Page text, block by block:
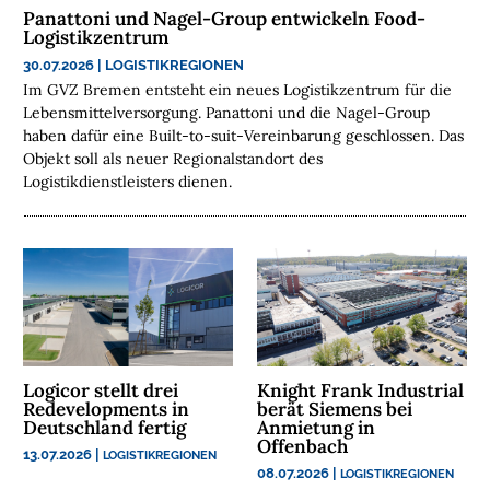
E
N
N
A
C
A
L
T
I
G
K
I
T
Panattoni und Nagel-Group entwickeln Food-
Logistikzentrum
30.07.2026 LOGISTIKREGIONEN
Im GVZ Bremen entsteht ein neues Logistikzentrum für die
Lebensmittelversorgung. Panattoni und die Nagel-Group
haben dafür eine Built-to-suit-Vereinbarung geschlossen. Das
Objekt soll als neuer Regionalstandort des
Logistikdienstleisters dienen.
Logicor stellt drei
Redevelopments in
Deutschland fertig
13.07.2026 |LOGISTIKREGIONEN
Knight Frank Industrial
berät Siemens bei
Anmietung in
Offenbach
08.07.2026 |LOGISTIKREGIONEN